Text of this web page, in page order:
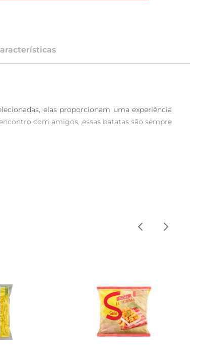
elas proporcionam uma experiência
com amigos, essas batatas são sempre
que é quase como feito na hora.
deliciosa.